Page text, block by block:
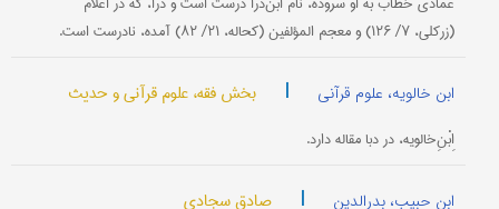
(زرکلی، ۷/ ۱۲۶) و معجم المؤلفین (کحاله، ۲۱/ ۸۲) آمده، نادرست است.
ابن خالویه، علوم قرآنی | بخش فقه، علوم قرآنی و حدیث
اِبْنِ‌خالویه، در دبا مقاله دارد.
ابن حبیب، بدرالدین | صادق سجادی